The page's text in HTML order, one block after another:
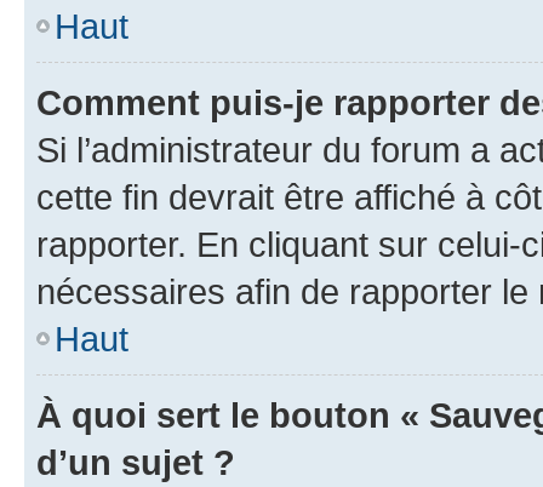
Haut
Comment puis-je rapporter
Si l’administrateur du forum a
cette fin devrait être affiché à
rapporter. En cliquant sur
nécessaires afin de rapporter le
Haut
À quoi sert le bouton «
d’un sujet ?